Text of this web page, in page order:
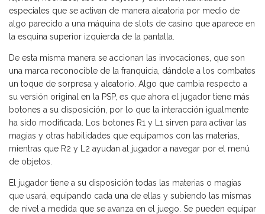
especiales que se activan de manera aleatoria por medio de
algo parecido a una máquina de slots de casino que aparece en
la esquina superior izquierda de la pantalla.
De esta misma manera se accionan las invocaciones, que son
una marca reconocible de la franquicia, dándole a los combates
un toque de sorpresa y aleatorio. Algo que cambia respecto a
su versión original en la PSP, es que ahora el jugador tiene más
botones a su disposición, por lo que la interacción igualmente
ha sido modificada. Los botones R1 y L1 sirven para activar las
magias y otras habilidades que equipamos con las materias,
mientras que R2 y L2 ayudan al jugador a navegar por el menú
de objetos.
El jugador tiene a su disposición todas las materias o magias
que usará, equipando cada una de ellas y subiendo las mismas
de nivel a medida que se avanza en el juego. Se pueden equipar